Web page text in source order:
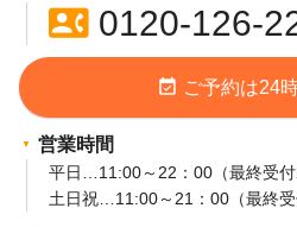
contact_phone0120-126-
event_available ご予約は24
営業時間
平日…11:00～22：00（最終受付
土日祝…11:00～21：00（最終受